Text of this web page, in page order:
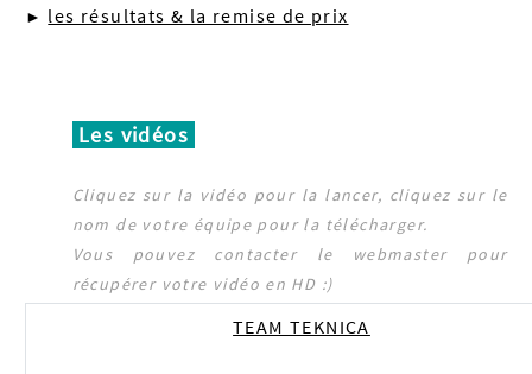
► les résultats & la remise de prix
Les vidéos
Cliquez sur la vidéo pour la lancer, cliquez sur le
nom de votre équipe pour la télécharger.
Vous pouvez contacter le webmaster pour
récupérer votre vidéo en HD :)
TEAM TEKNICA